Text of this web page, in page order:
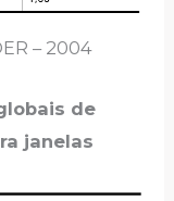
– 2004
de
janelas